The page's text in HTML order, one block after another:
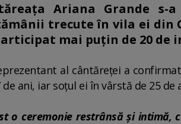
Ariana Grande
trecute în vila ei din
mai puţin de 20 de
al cântăreţei a
de ani, iar soţul ei în vârstă de 25 de
o ceremonie restrânsă şi intimă,